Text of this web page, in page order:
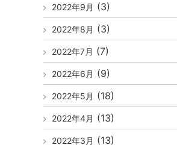
2022年9月 (3)
2022年8月 (3)
2022年7月 (7)
2022年6月 (9)
2022年5月 (18)
2022年4月 (13)
2022年3月 (13)